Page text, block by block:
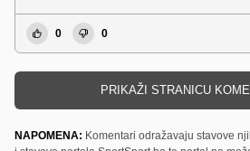
0 0
PRIKAŽI STRANICU
NAPOMENA: Komentari odražavaju stavove